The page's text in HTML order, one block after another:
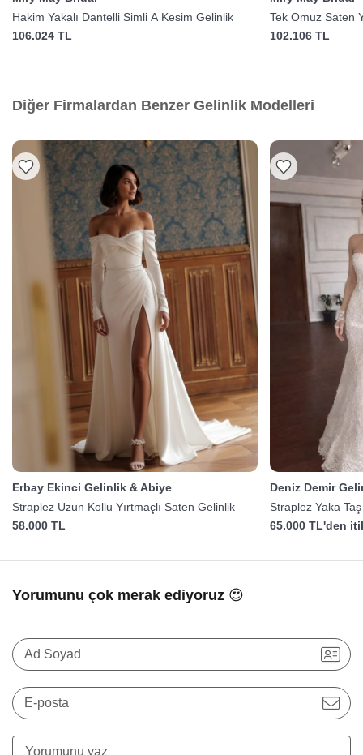
Hakim Yakalı Dantelli Simli A Kesim Gelinlik
106.024 TL
Tek Omuz Saten
102.106 TL
Diğer Firmalardan Benzer Gelinlik Modelleri
Erbay Ekinci Gelinlik & Abiye
Straplez Uzun Kollu Yırtmaçlı Saten Gelinlik
58.000 TL
Deniz Demir
Straplez Yaka
65.000 TL'den
Yorumunu çok merak ediyoruz 😍
Ad Soyad
E-posta